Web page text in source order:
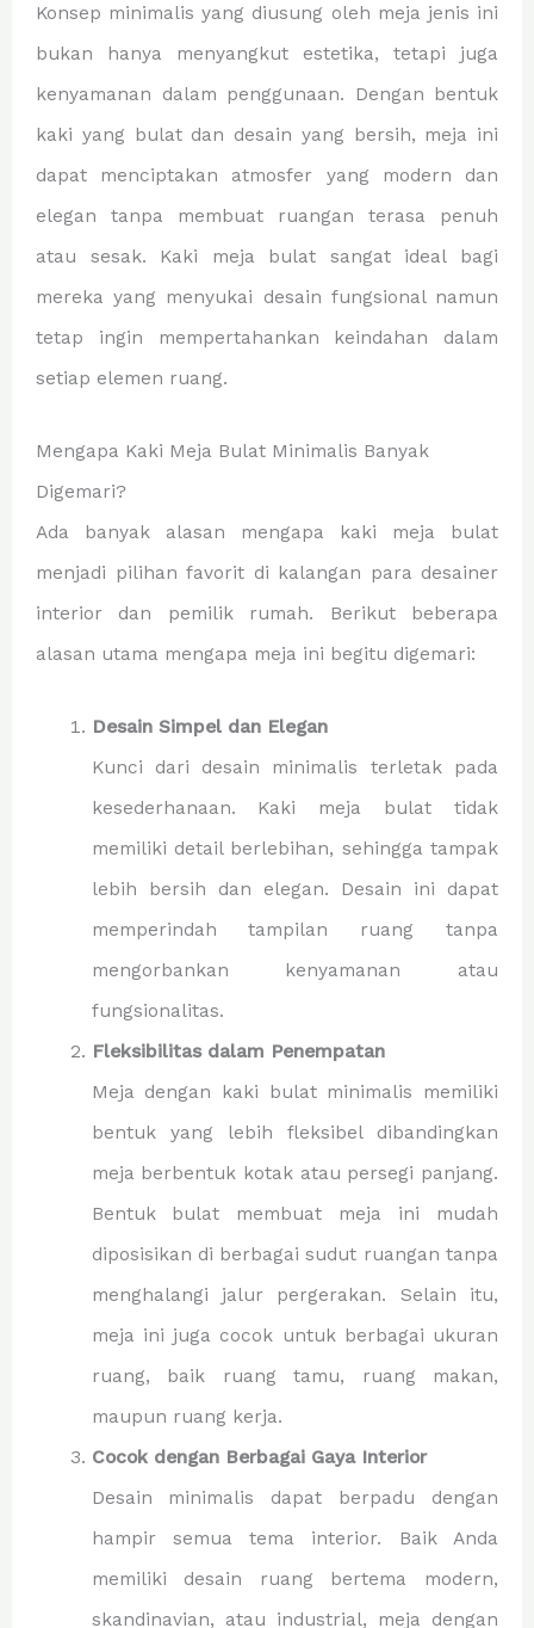
Konsep minimalis yang diusung oleh meja jenis ini
bukan hanya menyangkut estetika, tetapi juga
kenyamanan dalam penggunaan. Dengan bentuk
kaki yang bulat dan desain yang bersih, meja ini
dapat menciptakan atmosfer yang modern dan
elegan tanpa membuat ruangan terasa penuh
atau sesak. Kaki meja bulat sangat ideal bagi
mereka yang menyukai desain fungsional namun
tetap ingin mempertahankan keindahan dalam
setiap elemen ruang.
Mengapa Kaki Meja Bulat Minimalis Banyak
Digemari?
Ada banyak alasan mengapa kaki meja bulat
menjadi pilihan favorit di kalangan para desainer
interior dan pemilik rumah. Berikut beberapa
alasan utama mengapa meja ini begitu digemari:
Desain Simpel dan Elegan
Kunci dari desain minimalis terletak pada
kesederhanaan. Kaki meja bulat tidak
memiliki detail berlebihan, sehingga tampak
lebih bersih dan elegan. Desain ini dapat
memperindah tampilan ruang tanpa
mengorbankan kenyamanan atau
fungsionalitas.
Fleksibilitas dalam Penempatan
Meja dengan kaki bulat minimalis memiliki
bentuk yang lebih fleksibel dibandingkan
meja berbentuk kotak atau persegi panjang.
Bentuk bulat membuat meja ini mudah
diposisikan di berbagai sudut ruangan tanpa
menghalangi jalur pergerakan. Selain itu,
meja ini juga cocok untuk berbagai ukuran
ruang, baik ruang tamu, ruang makan,
maupun ruang kerja.
Cocok dengan Berbagai Gaya Interior
Desain minimalis dapat berpadu dengan
hampir semua tema interior. Baik Anda
memiliki desain ruang bertema modern,
skandinavian, atau industrial, meja dengan